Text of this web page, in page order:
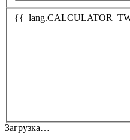
Загрузка…